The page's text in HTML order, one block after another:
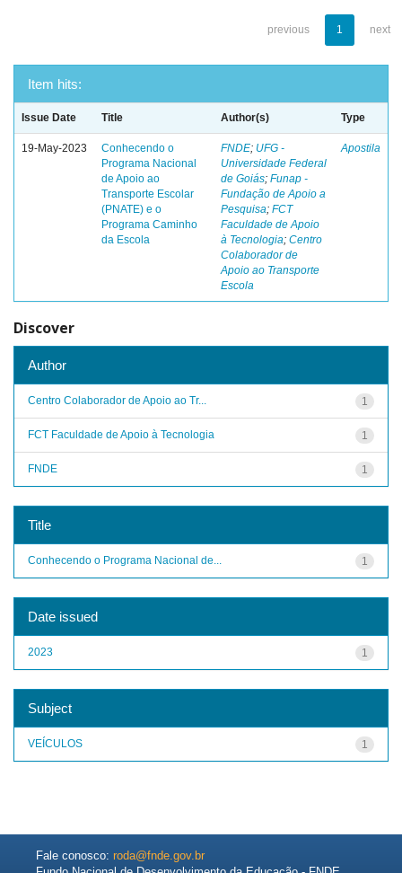
previous 1 next
Item hits:
Issue Date Title Author(s) Type
19-May-2023
Conhecendo o
Programa Nacional
de Apoio ao
Transporte Escolar
(PNATE) e o
Programa Caminho
da Escola
FNDE; UFG -
Universidade Federal
de Goiás; Funap -
Fundação de Apoio a
Pesquisa; FCT
Faculdade de Apoio
à Tecnologia; Centro
Colaborador de
Apoio ao Transporte
Escola
Apostila
Discover
Author
1
Centro Colaborador de Apoio ao Tr...
1
FCT Faculdade de Apoio à Tecnologia
1
FNDE
Title
1
Conhecendo o Programa Nacional de...
Date issued
1
2023
Subject
1
VEÍCULOS
Fale conosco: roda@fnde.gov.br